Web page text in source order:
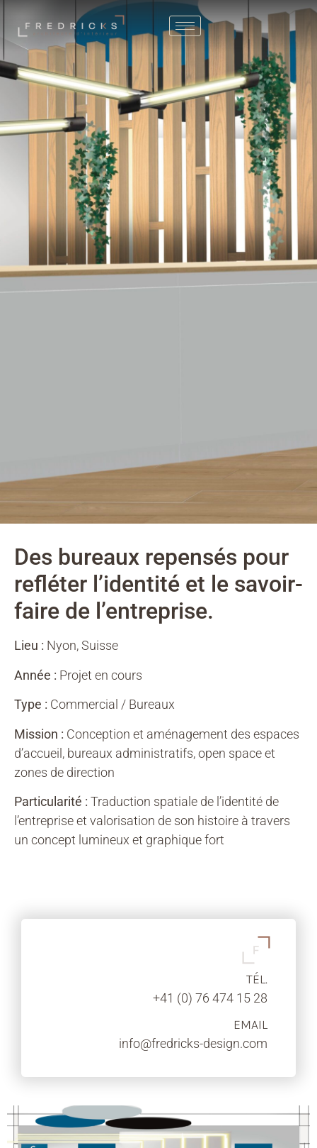
Des bureaux repensés pour
refléter l’identité et le savoir-
faire de l’entreprise.
Lieu : Nyon, Suisse
Année : Projet en cours
Type : Commercial / Bureaux
Mission : Conception et aménagement des espaces
d’accueil, bureaux administratifs, open space et
zones de direction
Particularité : Traduction spatiale de l’identité de
l’entreprise et valorisation de son histoire à travers
un concept lumineux et graphique fort
TÉL.
+41 (0) 76 474 15 28
EMAIL
info@fredricks-design.com